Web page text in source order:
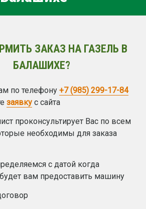
ЗАКАЗ НА ГАЗЕЛЬ В
БАЛАШИХЕ?
по телефону +7 (985) 299-17-84
заявку с сайта
проконсультирует Вас по всем
необходимы для заказа
с датой когда
вам предоставить машину